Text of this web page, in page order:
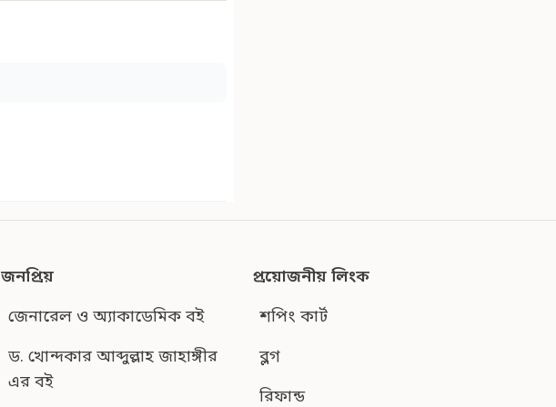
জনপ্রিয়
জেনারেল ও অ্যাকাডেমিক বই
ড. খোন্দকার আব্দুল্লাহ জাহাঙ্গীর
এর বই
প্রয়োজনীয় লিংক
শপিং কার্ট
ব্লগ
রিফান্ড